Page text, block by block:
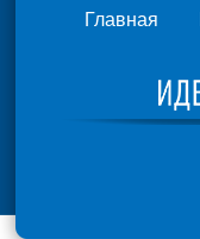
Главная